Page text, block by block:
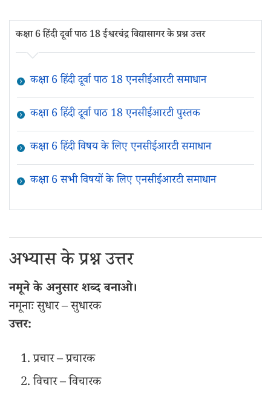
कक्षा 6 हिंदी दूर्वा पाठ 18 ईश्वरचंद्र विद्यासागर के प्रश्न उत्तर
कक्षा 6 हिंदी दूर्वा पाठ 18 एनसीईआरटी समाधान
कक्षा 6 हिंदी दूर्वा पाठ 18 एनसीईआरटी पुस्तक
कक्षा 6 हिंदी विषय के लिए एनसीईआरटी समाधान
कक्षा 6 सभी विषयों के लिए एनसीईआरटी समाधान
अभ्यास के प्रश्न उत्तर
नमूने के अनुसार शब्द बनाओ।
नमूनाः सुधार – सुधारक
उत्तर:
प्रचार – प्रचारक
विचार – विचारक